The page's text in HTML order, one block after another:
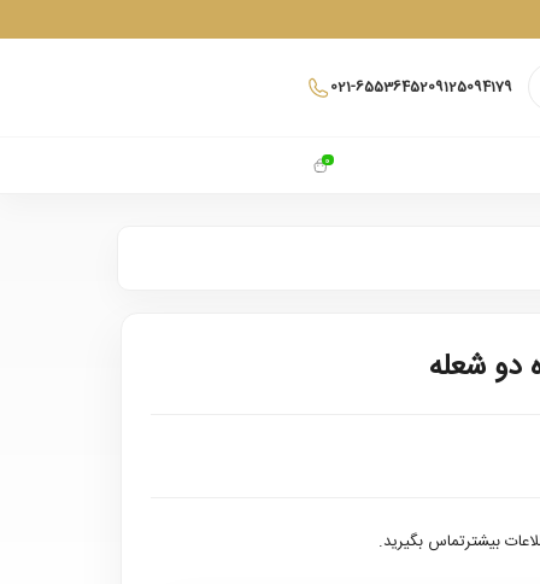
021-6553645209125094179
0
دو شعله
بیشترتماس بگیرید.